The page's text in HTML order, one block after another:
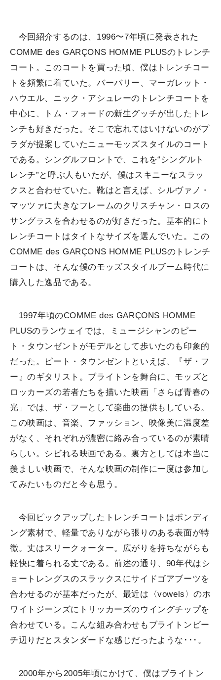
今回紹介するのは、1996〜7年頃に発表された
COMME des GARÇONS HOMME PLUSのトレンチ
コート。このコートを買った頃、僕はトレンチコー
トを頻繁に着ていた。バーバリー、マーガレット・
ハウエル、ニック・アシュレーのトレンチコートを
中心に、トム・フォードの新生グッチが出したトレ
ンチも好きだった。そこで忘れてはいけないのがプ
ラダが提案していたニューモッズスタイルのコート
である。シングルフロントで、これを“シングルト
レンチ”と呼ぶ人もいたが、僕はスキニーなスラッ
クスと合わせていた。靴はと言えば、シルヴァノ・
マッツァに大きなフレームのクリスチャン・ロスの
サングラスを合わせるのが好きだった。基本的にト
レンチコートはタイトなサイズを選んでいた。この
COMME des GARÇONS HOMME PLUSのトレンチ
コートは、そんな僕のモッズスタイルブーム時代に
購入した逸品である。
1997年頃のCOMME des GARÇONS HOMME
PLUSのランウェイでは、ミュージシャンのピー
ト・タウンゼントがモデルとして歩いたのも印象的
だった。ピート・タウンゼントといえば、『ザ・フ
ー』のギタリスト。ブライトンを舞台に、モッズと
ロッカーズの若者たちを描いた映画「さらば青春の
光」では、ザ・フーとして楽曲の提供もしている。
この映画は、音楽、ファッション、映像美に温度差
がなく、それぞれが濃密に絡み合っているのが素晴
らしい。シビれる映画である。裏方としては本当に
羨ましい映画で、そんな映画の制作に一度は参加し
てみたいものだと今も思う。
今回ピックアップしたトレンチコートはボンディ
ング素材で、軽量でありながら張りのある表面が特
徴。丈はスリークォーター。広がりを持ちながらも
軽快に着られる丈である。前述の通り、90年代はシ
ョートレングスのスラックスにサイドゴアブーツを
合わせるのが基本だったが、最近は〈vowels〉のホ
ワイトジーンズにトリッカーズのウイングチップを
合わせている。こんな組み合わせもブライトンビー
チ辺りだとスタンダードな感じだったような･･･。
2000年から2005年頃にかけて、僕はブライトン